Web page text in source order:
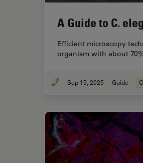
A Guide to C.
Efficient microscopy
organism with about
Sep 15, 2025 Guide